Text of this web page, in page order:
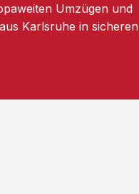
Umzügen und
Karlsruhe in sicheren